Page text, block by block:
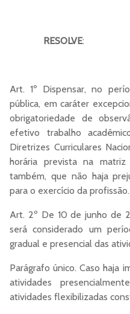
RESOLVE:
Art. 1º Dispensar, no
pública, em caráter
obrigatoriedade de
efetivo trabalho
Diretrizes Curriculares
horária prevista na
também, que não haja
para o exercício da profissão.
Art. 2º De 10 de junho de
será considerado um
gradual e presencial das
Parágrafo único. Caso haja
atividades
atividades flexibilizadas